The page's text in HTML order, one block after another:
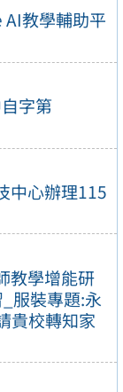
教學輔助平
字第
中心辦理115
教學增能研
服裝專題:永
貴校轉知家